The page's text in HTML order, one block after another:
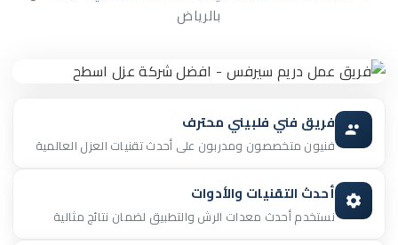
بالرياض
فريق فني فلبيني محترف
فنيون متخصصون ومدربون على أحدث تقنيات العزل العالمية
أحدث التقنيات والأدوات
نستخدم أحدث معدات الرش والتطبيق لضمان نتائج مثالية